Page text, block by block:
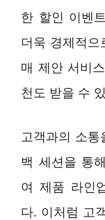
한 할인 이벤
더욱 경제적
매 제안 서비
천도 받을 수
고객과의 소통
백 세션을 통
여 제품 라인
다. 이처럼 고